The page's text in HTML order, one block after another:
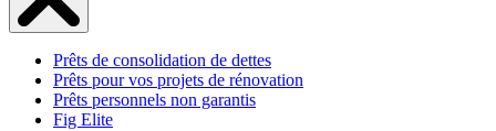
Prêts de consolidation de dettes
Prêts pour vos projets de rénovation
Prêts personnels non garantis
Fig Elite